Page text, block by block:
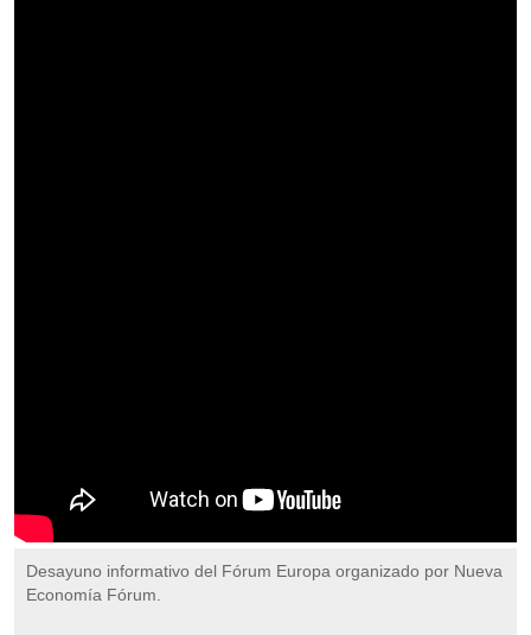
Desayuno informativo del Fórum Europa organizado por Nueva
Economía Fórum.